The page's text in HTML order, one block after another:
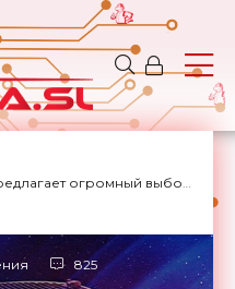
Интернет портал Mobzilla.su предлагает огромный выбор новостей с доставкой на дом.
825